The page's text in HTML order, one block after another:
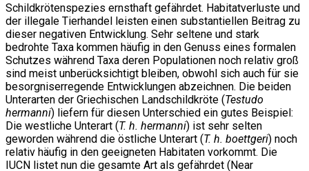
Schildkrötenspezies ernsthaft gefährdet. Habitatverluste und
der illegale Tierhandel leisten einen substantiellen Beitrag zu
dieser negativen Entwicklung. Sehr seltene und stark
bedrohte Taxa kommen häufig in den Genuss eines formalen
Schutzes während Taxa deren Populationen noch relativ groß
sind meist unberücksichtigt bleiben, obwohl sich auch für sie
besorgniserregende Entwicklungen abzeichnen. Die beiden
Unterarten der Griechischen Landschildkröte (Testudo
hermanni) liefern für diesen Unterschied ein gutes Beispiel:
Die westliche Unterart (T. h. hermanni) ist sehr selten
geworden während die östliche Unterart (T. h. boettgeri) noch
relativ häufig in den geeigneten Habitaten vorkommt. Die
IUCN listet nun die gesamte Art als gefährdet (Near